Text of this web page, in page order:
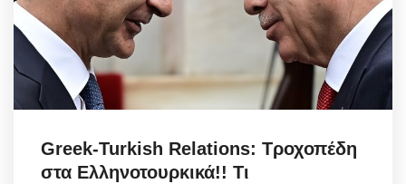
Greek-Turkish Relations: Τροχοπέδη
στα Ελληνοτουρκικά!! Τι